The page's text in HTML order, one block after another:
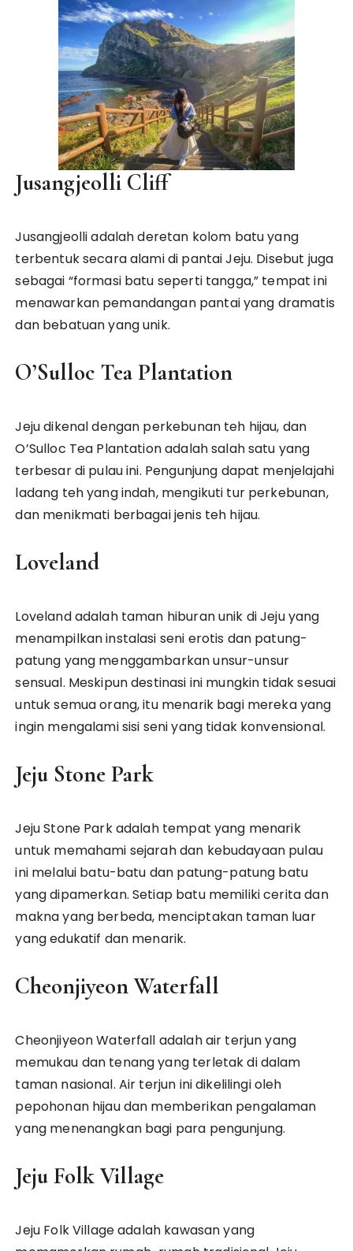
Jusangjeolli Cliff
Jusangjeolli adalah deretan kolom batu yang
terbentuk secara alami di pantai Jeju. Disebut juga
sebagai “formasi batu seperti tangga,” tempat ini
menawarkan pemandangan pantai yang dramatis
dan bebatuan yang unik.
O’Sulloc Tea Plantation
Jeju dikenal dengan perkebunan teh hijau, dan
O’Sulloc Tea Plantation adalah salah satu yang
terbesar di pulau ini. Pengunjung dapat menjelajahi
ladang teh yang indah, mengikuti tur perkebunan,
dan menikmati berbagai jenis teh hijau.
Loveland
Loveland adalah taman hiburan unik di Jeju yang
menampilkan instalasi seni erotis dan patung-
patung yang menggambarkan unsur-unsur
sensual. Meskipun destinasi ini mungkin tidak sesuai
untuk semua orang, itu menarik bagi mereka yang
ingin mengalami sisi seni yang tidak konvensional.
Jeju Stone Park
Jeju Stone Park adalah tempat yang menarik
untuk memahami sejarah dan kebudayaan pulau
ini melalui batu-batu dan patung-patung batu
yang dipamerkan. Setiap batu memiliki cerita dan
makna yang berbeda, menciptakan taman luar
yang edukatif dan menarik.
Cheonjiyeon Waterfall
Cheonjiyeon Waterfall adalah air terjun yang
memukau dan tenang yang terletak di dalam
taman nasional. Air terjun ini dikelilingi oleh
pepohonan hijau dan memberikan pengalaman
yang menenangkan bagi para pengunjung.
Jeju Folk Village
Jeju Folk Village adalah kawasan yang